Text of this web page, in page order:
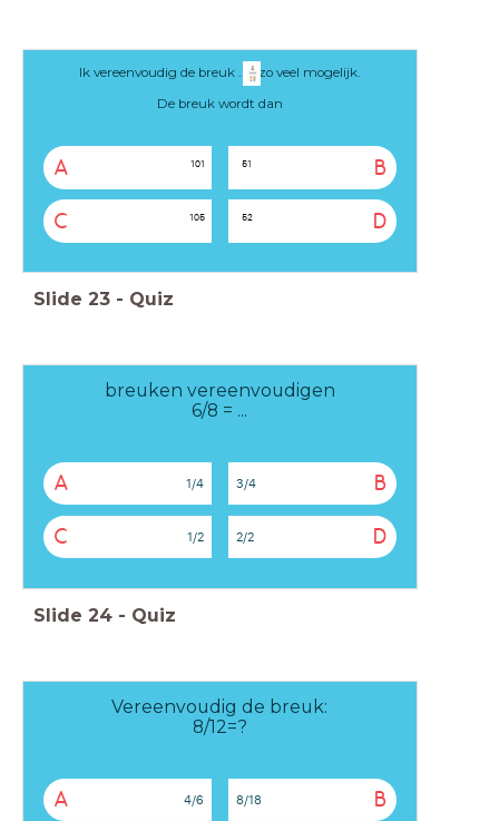
Ik vereenvoudig de breuk ..... zo veel mogelijk.
De breuk wordt dan
A 101 B
51
C 105 D
52
Slide 23 - Quiz
breuken vereenvoudigen
6/8 = ...
A 1/4 B
3/4
C 1/2 D
2/2
Slide 24 - Quiz
Vereenvoudig de breuk:
8/12=?
A 4/6 B
8/18